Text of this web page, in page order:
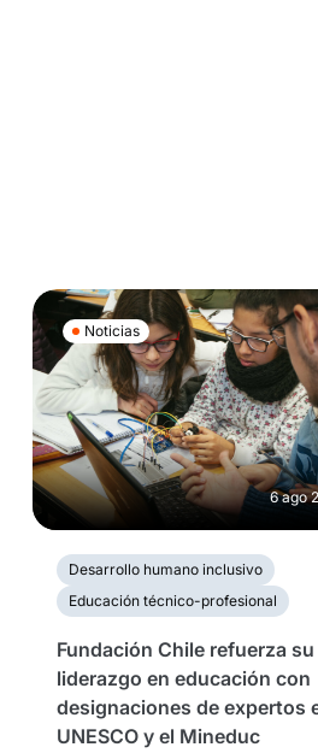
Noticias
6 ago
Desarrollo humano inclusivo
Educación técnico-profesional
Fundación Chile refuerza su
liderazgo en educación con
designaciones de expertos
UNESCO y el Mineduc